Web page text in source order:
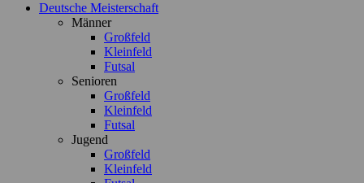
Deutsche Meisterschaft
Männer
Großfeld
Kleinfeld
Futsal
Senioren
Großfeld
Kleinfeld
Futsal
Jugend
Großfeld
Kleinfeld